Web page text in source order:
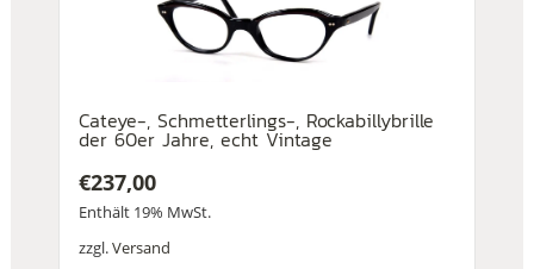
Cateye-, Schmetterlings-, Rockabillybrille
der 60er Jahre, echt Vintage
€237,00
Enthält 19% MwSt.
zzgl.Versand